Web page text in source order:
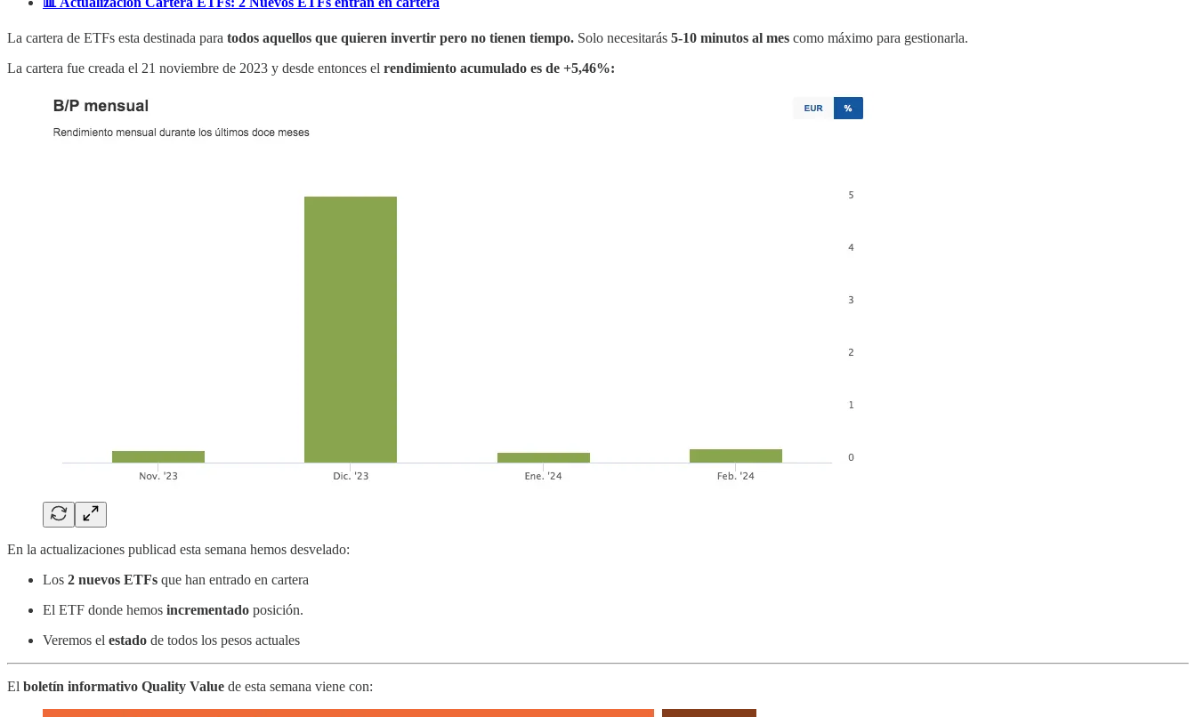
La cartera de ETFs esta destinada para todos aquellos que quieren invertir pero no tienen tiempo. Solo necesitarás 5-10 minutos al mes como máximo para gestionarla.
La cartera fue creada el 21 noviembre de 2023 y desde entonces el rendimiento acumulado es de +5,46%:
En la actualizaciones publicad esta semana hemos desvelado:
Los 2 nuevos ETFs que han entrado en cartera
El ETF donde hemos incrementado posición.
Veremos el estado de todos los pesos actuales
El boletín informativo Quality Value de esta semana viene con: